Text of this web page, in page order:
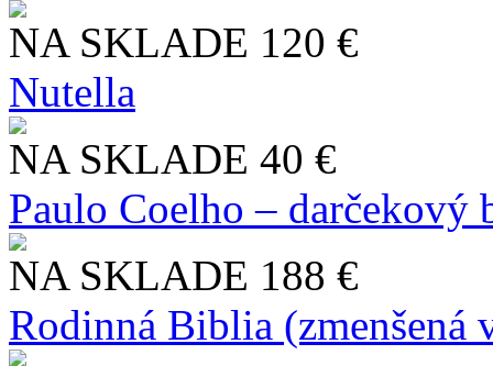
NA SKLADE 120 €
Nutella
NA SKLADE 40 €
Paulo Coelho – darčekový
NA SKLADE 188 €
Rodinná Biblia (zmenšená